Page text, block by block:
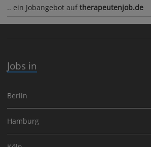
.. ein Jobangebot auf therapeutenjob.de
Jobs in
Berlin
Hamburg